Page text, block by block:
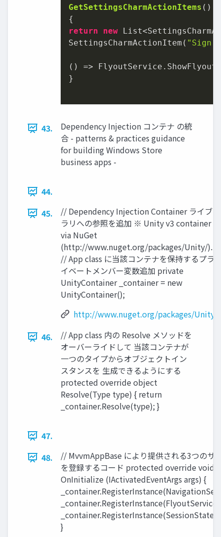
GetSettingsCharmActionItems ()
return
new
SettingsCharmActionItem( "Sign
() => FlyoutService.ShowFlyout(
}
43.
Dependency Injection コンテナ の統
合 - patterns & practices guidance
for building Windows Store
business apps -
44.
45.
// Dependency Injection Container ライブ
ラリへの参照を追加 ※ Unity v3 container
via NuGet
(http://www.nuget.org/packages/Unity/).
// App class に当該コンテナを保持するプラ
イベートメンバー変数追加 private
UnityContainer _container = new
UnityContainer();
http://www.nuget.org/packages/Unity/
46.
// App class 内の Resolve メソッドを
オーバーライドして 当該コンテナが
一つのタイプからオブジェクトイン
スタンスを 生成できるようにする
protected override object
Resolve(Type type) { return
_container.Resolve(type); }
47.
48.
// MvvmAppBase により提供される3つのサ
を登録するコード protected override void
OnInitialize (IActivatedEventArgs args) {
}